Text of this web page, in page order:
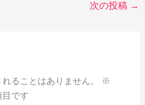
次の投稿 →
ることはありません。
※
です